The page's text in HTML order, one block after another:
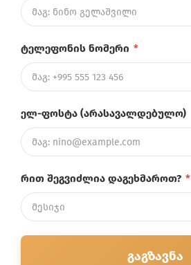
ტელეფონის ნომერი *
ელ-ფოსტა (არასავალდებულო)
რით შეგვიძლია დაგეხმაროთ? *
გაგზავნა